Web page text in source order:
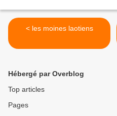
< les moines laotiens
Hébergé par Overblog
Top articles
Pages